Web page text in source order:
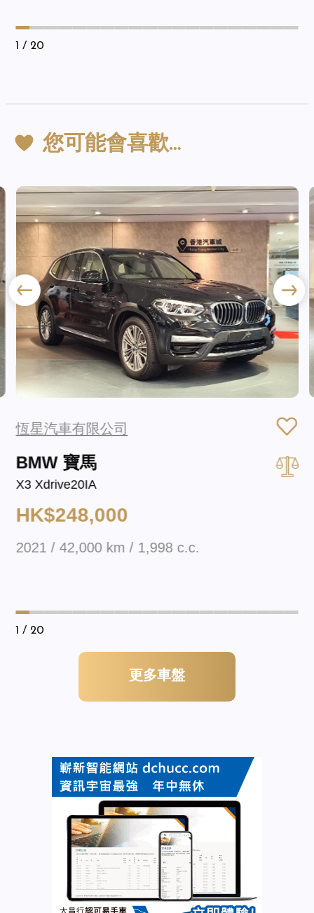
1 / 20
您可能會喜歡…
恆星汽車有限公司
BMW 寶馬
X3 Xdrive20IA
HK$248,000
2021 / 42,000 km / 1,998 c.c.
1 / 20
更多車盤